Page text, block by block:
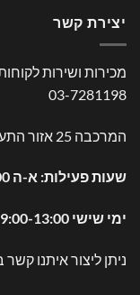
יצירת קשר
מכירות ושירות
03-7281198
המרכבה 25 אזור התעשייה , חולון
שעות פעילות: א-ה 09:00-17:00,
ימי שישי 09:00-13:00
ניתן ליצור איתנו קשר